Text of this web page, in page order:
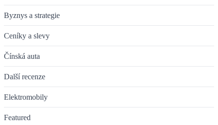
Byznys a strategie
Ceníky a slevy
Čínská auta
Další recenze
Elektromobily
Featured